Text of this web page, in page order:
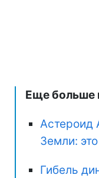
Еще больше
Астероид
Земли:
Гибель